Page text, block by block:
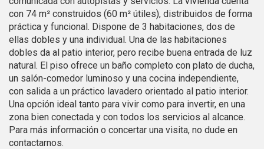
con 74 m² construidos (60 m² útiles), distribuidos de forma
práctica y funcional. Dispone de 3 habitaciones, dos de
ellas dobles y una individual. Una de las habitaciones
dobles da al patio interior, pero recibe buena entrada de luz
natural. El piso ofrece un baño completo con plato de ducha,
un salón-comedor luminoso y una cocina independiente,
con salida a un práctico lavadero orientado al patio interior.
Una opción ideal tanto para vivir como para invertir, en una
zona bien conectada y con todos los servicios al alcance.
Para más información o concertar una visita, no dude en
contactarnos.
utiliza en la medición de la actividad de la web para la
elaboración de perfiles de navegación de los usuarios con
el fin de introducir mejoras en función del análisis de los
datos de uso que hacen los usuarios del servicio. Permiten
guardar la información de preferencia del usuario para
mejorar la calidad de nuestros servicios y para ofrecer una
mejor experiencia a través de productos recomendados.
Marketing y publicidad
Estas cookies son utilizadas para almacenar información
sobre las preferencias y elecciones personales del usuario
a través de la observación continuada de sus hábitos de
navegación. Gracias a ellas, podemos conocer los hábitos